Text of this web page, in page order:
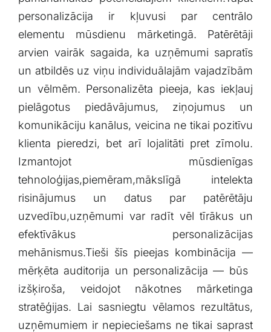
personalizācija ir kļuvusi ⁣par centrālo
elementu mūsdienu mārketingā. Patērētāji
arvien vairāk sagaida, ka ⁢uzņēmumi sapratīs
un atbildēs‍ uz viņu individuālajām vajadzībām
un⁢ vēlmēm. Personalizēta ⁤pieeja, kas iekļauj⁢
pielāgotus piedāvājumus, ⁣ziņojumus ⁢un
komunikāciju ⁣kanālus, veicina ne tikai ⁢pozitīvu⁣
klienta pieredzi, bet arī ⁤lojalitāti pret zīmolu.
Izmantojot mūsdienīgas
tehnoloģijas,piemēram,mākslīgā‌ intelekta⁣
risinājumus un ‍datus par⁤ patērētāju​
uzvedību,uzņēmumi var radīt vēl⁢ tīrākus ‌un
‍efektīvākus personalizācijas‍
mehānismus.Tieši šīs pieejas kombinācija —
mērķēta auditorija un personalizācija ⁢—⁣ būs ​
izšķiroša, ⁣veidojot ⁣nākotnes ⁢mārketinga​
stratēģijas. Lai sasniegtu vēlamos rezultātus,
uzņēmumiem ir nepieciešams ne⁤ tikai saprast